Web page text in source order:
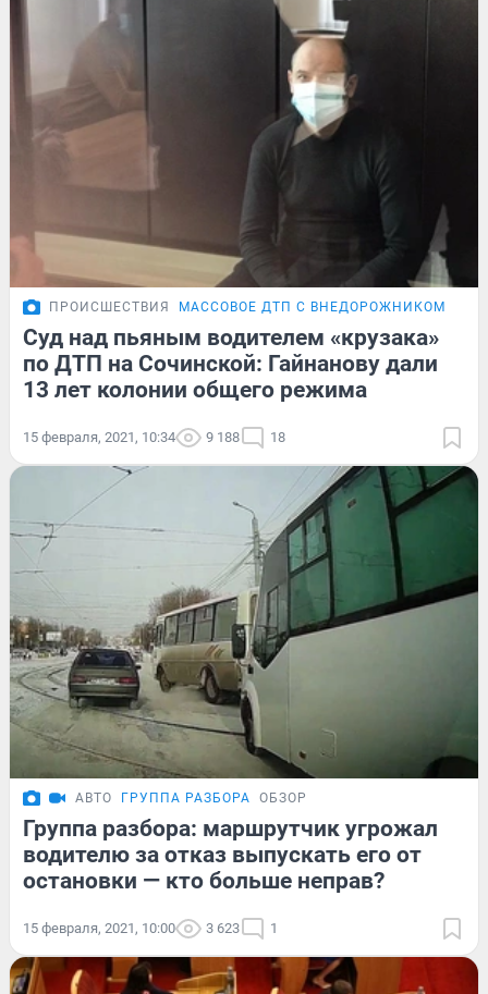
ПРОИСШЕСТВИЯ МАССОВОЕ ДТП С ВНЕДОРОЖНИКОМ
Суд над пьяным водителем «крузака»
по ДТП на Сочинской: Гайнанову дали
13 лет колонии общего режима
15 февраля, 2021, 10:34 9 188 18
АВТО ГРУППА РАЗБОРА ОБЗОР
Группа разбора: маршрутчик угрожал
водителю за отказ выпускать его от
остановки — кто больше неправ?
15 февраля, 2021, 10:00 3 623 1